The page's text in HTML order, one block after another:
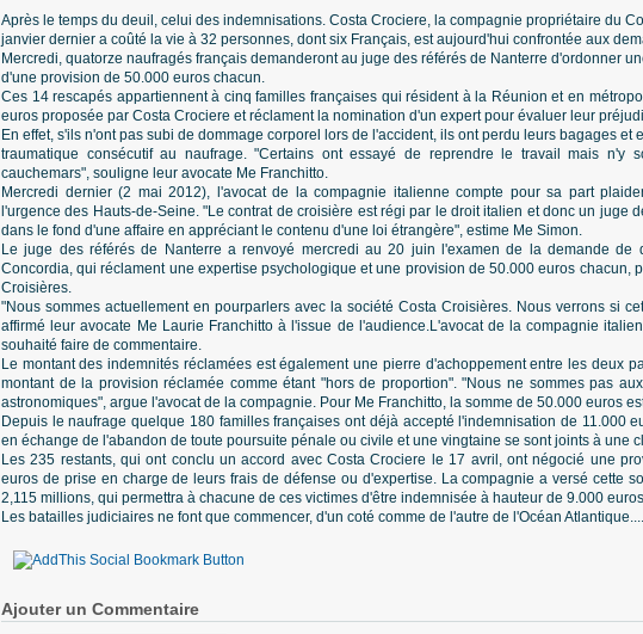
Après le temps du deuil, celui des indemnisations. Costa Crociere, la compagnie propriétaire du
janvier dernier a coûté la vie à 32 personnes, dont six Français, est aujourd'hui confrontée aux
Mercredi, quatorze naufragés français demanderont au juge des référés de Nanterre d'ordonner
d'une provision de 50.000 euros chacun.
Ces 14 rescapés appartiennent à cinq familles françaises qui résident à la Réunion et en
euros proposée par Costa Crociere et réclament la nomination d'un expert pour évaluer leur
En effet, s'ils n'ont pas subi de dommage corporel lors de l'accident, ils ont perdu leurs bagages et
traumatique consécutif au naufrage. "Certains ont essayé de reprendre le travail mais n'y
cauchemars", souligne leur avocate Me Franchitto.
Mercredi dernier (2 mai 2012), l'avocat de la compagnie italienne compte pour sa part
l'urgence des Hauts-de-Seine. "Le contrat de croisière est régi par le droit italien et donc un juge
dans le fond d'une affaire en appréciant le contenu d'une loi étrangère", estime Me Simon.
Le juge des référés de Nanterre a renvoyé mercredi au 20 juin l'examen de la demande de
Concordia, qui réclament une expertise psychologique et une provision de 50.000 euros chacun,
Croisières.
"Nous sommes actuellement en pourparlers avec la société Costa Croisières. Nous verrons si
affirmé leur avocate Me Laurie Franchitto à l'issue de l'audience.L'avocat de la compagnie
souhaité faire de commentaire.
Le montant des indemnités réclamées est également une pierre d'achoppement entre les deux
montant de la provision réclamée comme étant "hors de proportion". "Nous ne sommes pas
astronomiques", argue l'avocat de la compagnie. Pour Me Franchitto, la somme de 50.000 euros
Depuis le naufrage quelque 180 familles françaises ont déjà accepté l'indemnisation de 11.000
en échange de l'abandon de toute poursuite pénale ou civile et une vingtaine se sont joints à une
Les 235 restants, qui ont conclu un accord avec Costa Crociere le 17 avril, ont négocié une
euros de prise en charge de leurs frais de défense ou d'expertise. La compagnie a versé cette
2,115 millions, qui permettra à chacune de ces victimes d'être indemnisée à hauteur de 9.000
Les batailles judiciaires ne font que commencer, d'un coté comme de l'autre de l'Océan Atlantique....
Ajouter un Commentaire